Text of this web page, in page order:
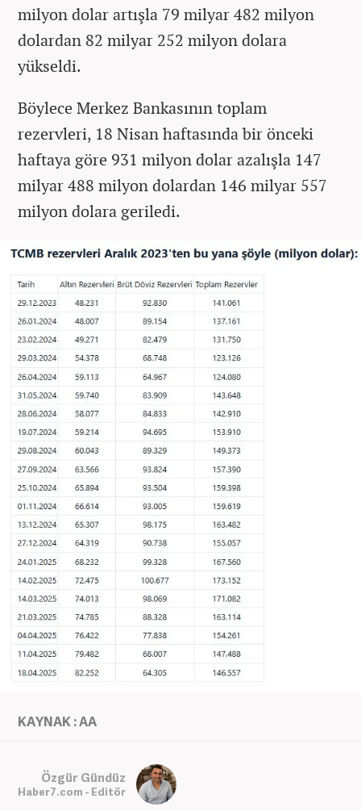
milyon dolar artışla 79 milyar 482 milyon
dolardan 82 milyar 252 milyon dolara
yükseldi.
Böylece Merkez Bankasının toplam
rezervleri, 18 Nisan haftasında bir önceki
haftaya göre 931 milyon dolar azalışla 147
milyar 488 milyon dolardan 146 milyar 557
milyon dolara geriledi.
KAYNAK : AA
Özgür Gündüz
Haber7.com - Editör